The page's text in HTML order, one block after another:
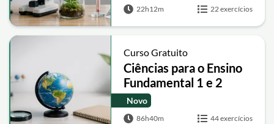
22h12m 22 exercícios
Curso Gratuito
Ciências para o Ensino
Fundamental 1 e 2
Novo
86h40m 44 exercícios